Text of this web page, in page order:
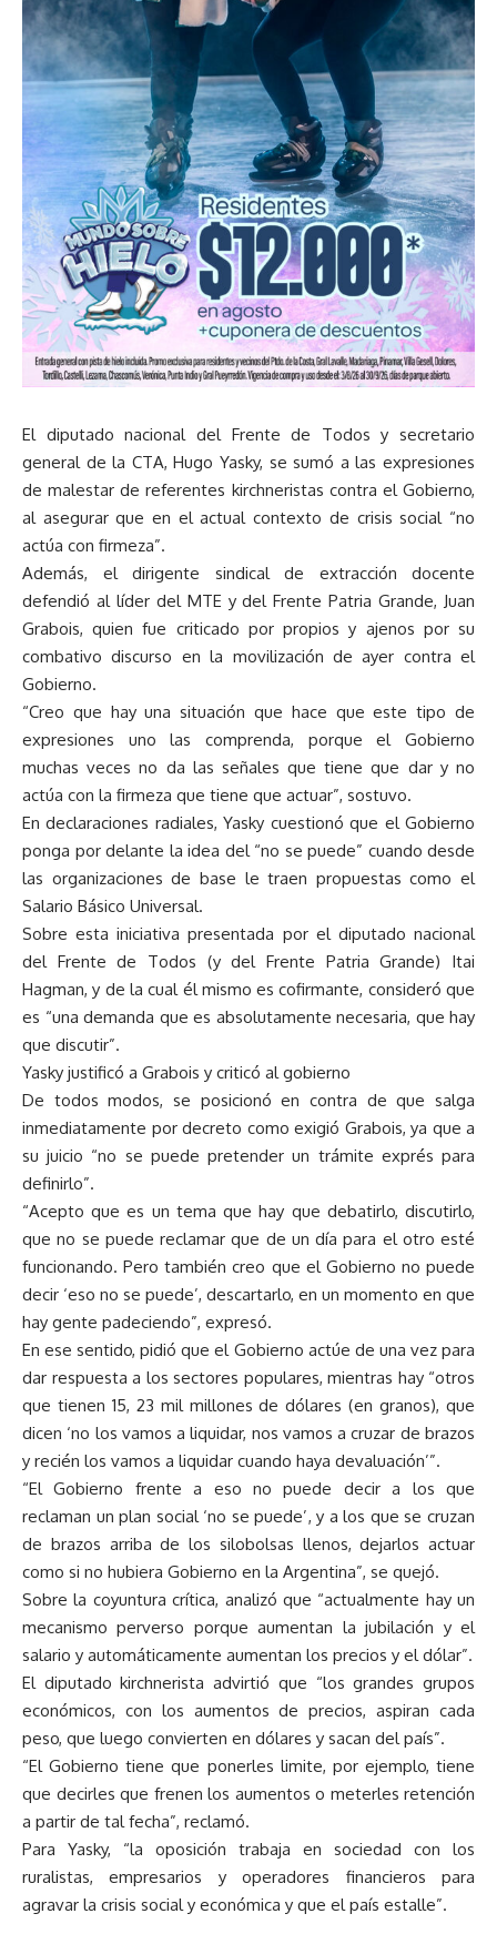
El diputado nacional del Frente de Todos y secretario
general de la CTA, Hugo Yasky, se sumó a las expresiones
de malestar de referentes kirchneristas contra el Gobierno,
al asegurar que en el actual contexto de crisis social “no
actúa con firmeza”.
Además, el dirigente sindical de extracción docente
defendió al líder del MTE y del Frente Patria Grande, Juan
Grabois, quien fue criticado por propios y ajenos por su
combativo discurso en la movilización de ayer contra el
Gobierno.
“Creo que hay una situación que hace que este tipo de
expresiones uno las comprenda, porque el Gobierno
muchas veces no da las señales que tiene que dar y no
actúa con la firmeza que tiene que actuar”, sostuvo.
En declaraciones radiales, Yasky cuestionó que el Gobierno
ponga por delante la idea del “no se puede” cuando desde
las organizaciones de base le traen propuestas como el
Salario Básico Universal.
Sobre esta iniciativa presentada por el diputado nacional
del Frente de Todos (y del Frente Patria Grande) Itai
Hagman, y de la cual él mismo es cofirmante, consideró que
es “una demanda que es absolutamente necesaria, que hay
que discutir”.
Yasky justificó a Grabois y criticó al gobierno
De todos modos, se posicionó en contra de que salga
inmediatamente por decreto como exigió Grabois, ya que a
su juicio “no se puede pretender un trámite exprés para
definirlo”.
“Acepto que es un tema que hay que debatirlo, discutirlo,
que no se puede reclamar que de un día para el otro esté
funcionando. Pero también creo que el Gobierno no puede
decir ‘eso no se puede’, descartarlo, en un momento en que
hay gente padeciendo”, expresó.
En ese sentido, pidió que el Gobierno actúe de una vez para
dar respuesta a los sectores populares, mientras hay “otros
que tienen 15, 23 mil millones de dólares (en granos), que
dicen ‘no los vamos a liquidar, nos vamos a cruzar de brazos
y recién los vamos a liquidar cuando haya devaluación’”.
“El Gobierno frente a eso no puede decir a los que
reclaman un plan social ‘no se puede’, y a los que se cruzan
de brazos arriba de los silobolsas llenos, dejarlos actuar
como si no hubiera Gobierno en la Argentina”, se quejó.
Sobre la coyuntura crítica, analizó que “actualmente hay un
mecanismo perverso porque aumentan la jubilación y el
salario y automáticamente aumentan los precios y el dólar”.
El diputado kirchnerista advirtió que “los grandes grupos
económicos, con los aumentos de precios, aspiran cada
peso, que luego convierten en dólares y sacan del país”.
“El Gobierno tiene que ponerles limite, por ejemplo, tiene
que decirles que frenen los aumentos o meterles retención
a partir de tal fecha”, reclamó.
Para Yasky, “la oposición trabaja en sociedad con los
ruralistas, empresarios y operadores financieros para
agravar la crisis social y económica y que el país estalle”.